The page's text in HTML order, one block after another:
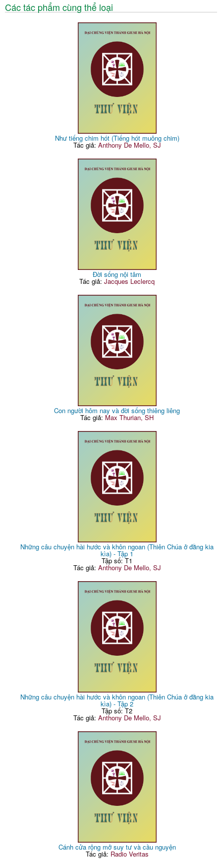
Các tác phẩm cùng thể loại
Như tiếng chim hót (Tiếng hót muông chim)
Tác giả: Anthony De Mello, SJ
Đời sống nội tâm
Tác giả:Jacques Leclercq
Con người hôm nay và đời sống thiêng liêng
Tác giả: Max Thurian, SH
Những câu chuyện hài hước và khôn ngoan (Thiên Chúa ở đằng kia
kìa) - Tập 1
Tập số: T1
Tác giả: Anthony De Mello, SJ
Những câu chuyện hài hước và khôn ngoan (Thiên Chúa ở đằng kia
kìa) - Tập 2
Tập số: T2
Tác giả: Anthony De Mello, SJ
Cánh cửa rộng mở suy tư và cầu nguyện
Tác giả: Radio Veritas